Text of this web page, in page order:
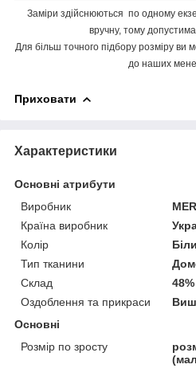
Заміри здійснюються по одному
вручну, тому
Для більш точного підбору розміру ви
до наших
Приховати
Характеристики
Основні атрибути
Виробник
Країна виробник
Колір
Тип тканини
Склад
Оздоблення та прикраси
Основні
Розмір по зросту